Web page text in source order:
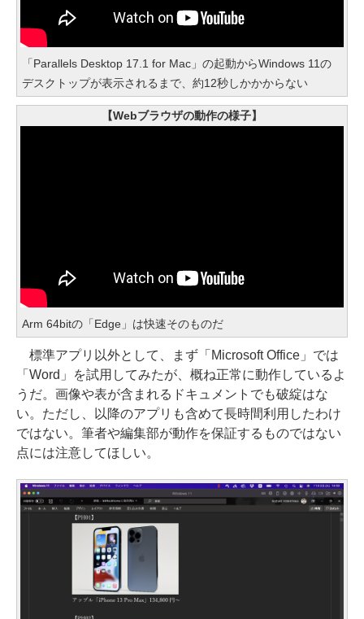
「Parallels Desktop 17.1 for Mac」の起動からWindows 11の
デスクトップが表示されるまで、約12秒しかかからない
【Webブラウザの動作の様子】
Arm 64bitの「Edge」は快速そのものだ
標準アプリ以外として、まず「Microsoft Office」では
「Word」を試用してみたが、概ね正常に動作しているよ
うだ。画像や表が含まれるドキュメントでも破綻はな
い。ただし、以降のアプリも含めて長時間利用したわけ
ではない。筆者や編集部が動作を保証するものではない
点には注意してほしい。